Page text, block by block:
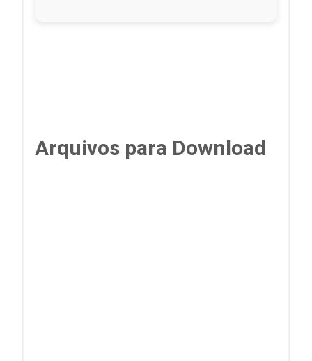
Arquivos para Download